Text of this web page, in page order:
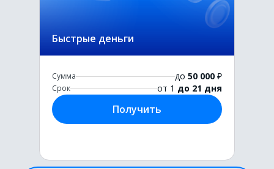
Быстрые деньги
Сумма до 50 000 ₽
Срок от 1 до 21 дня
Получить